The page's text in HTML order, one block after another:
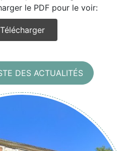
le PDF pour le voir:
Télécharger
DES ACTUALITÉS